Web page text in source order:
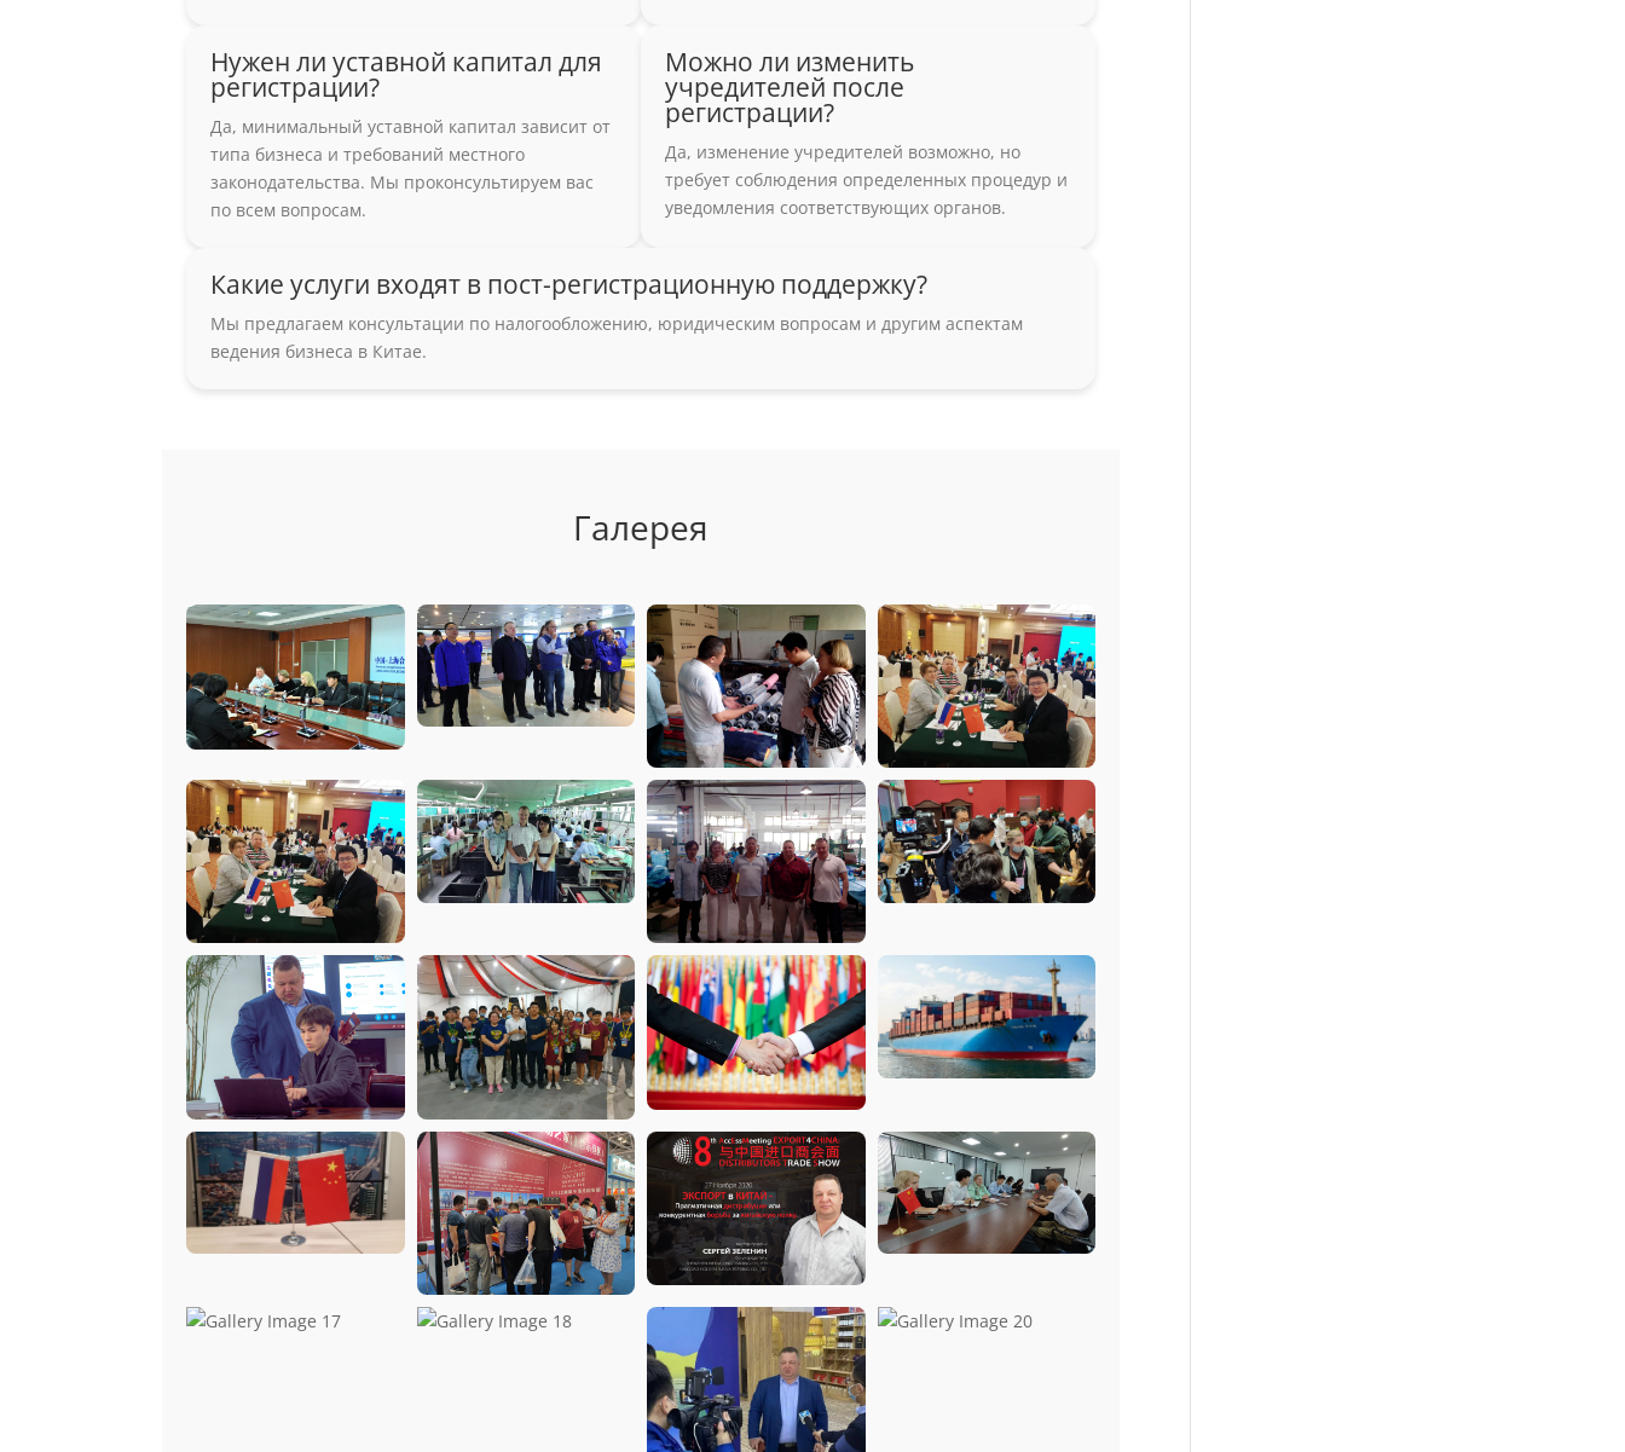
Нужен ли уставной капитал для
регистрации?
Да, минимальный уставной капитал зависит от
типа бизнеса и требований местного
законодательства. Мы проконсультируем вас
по всем вопросам.
Можно ли изменить
учредителей после
регистрации?
Да, изменение учредителей возможно, но
требует соблюдения определенных процедур и
уведомления соответствующих органов.
Какие услуги входят в пост-регистрационную поддержку?
Мы предлагаем консультации по налогообложению, юридическим вопросам и другим аспектам
ведения бизнеса в Китае.
Галерея